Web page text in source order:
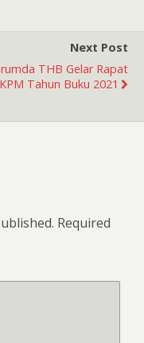
Next Post
THB Gelar Rapat
KPM Tahun Buku 2021
Required